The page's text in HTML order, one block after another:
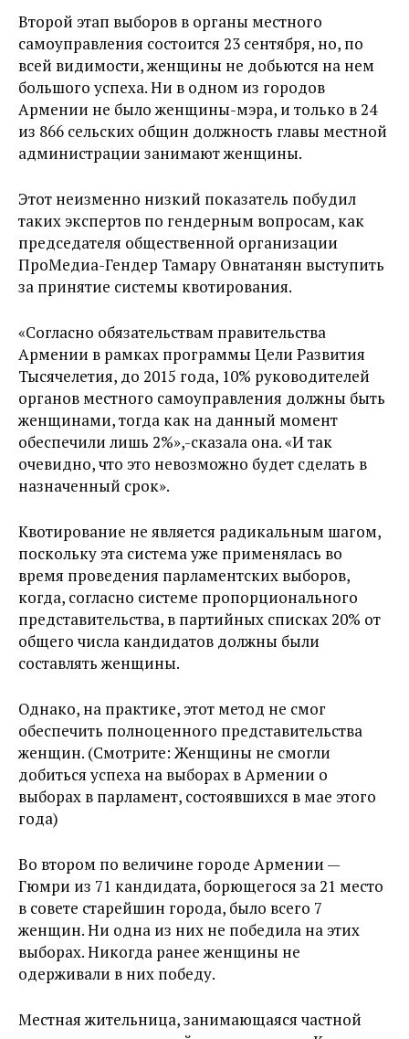
Второй этап выборов в органы местного
самоуправления состоится 23 сентября, но, по
всей видимости, женщины не добьются на нем
большого успеха. Ни в одном из городов
Армении не было женщины-мэра, и только в 24
из 866 сельских общин должность главы местной
администрации занимают женщины.
Этот неизменно низкий показатель побудил
таких экспертов по гендерным вопросам, как
председателя общественной организации
ПроМедиа-Гендер Тамару Овнатанян выступить
за принятие системы квотирования.
«Согласно обязательствам правительства
Армении в рамках программы Цели Развития
Тысячелетия, до 2015 года, 10% руководителей
органов местного самоуправления должны быть
женщинами, тогда как на данный момент
обеспечили лишь 2%»,-сказала она. «И так
очевидно, что это невозможно будет сделать в
назначенный срок».
Квотирование не является радикальным шагом,
поскольку эта система уже применялась во
время проведения парламентских выборов,
когда, согласно системе пропорционального
представительства, в партийных списках 20% от
общего числа кандидатов должны были
составлять женщины.
Однако, на практике, этот метод не смог
обеспечить полноценного представительства
женщин. (Смотрите: Женщины не смогли
добиться успеха на выборах в Армении о
выборах в парламент, состоявшихся в мае этого
года)
Во втором по величине городе Армении —
Гюмри из 71 кандидата, борющегося за 21 место
в совете старейшин города, было всего 7
женщин. Ни одна из них не победила на этих
выборах. Никогда ранее женщины не
одерживали в них победу.
Местная жительница, занимающаяся частной